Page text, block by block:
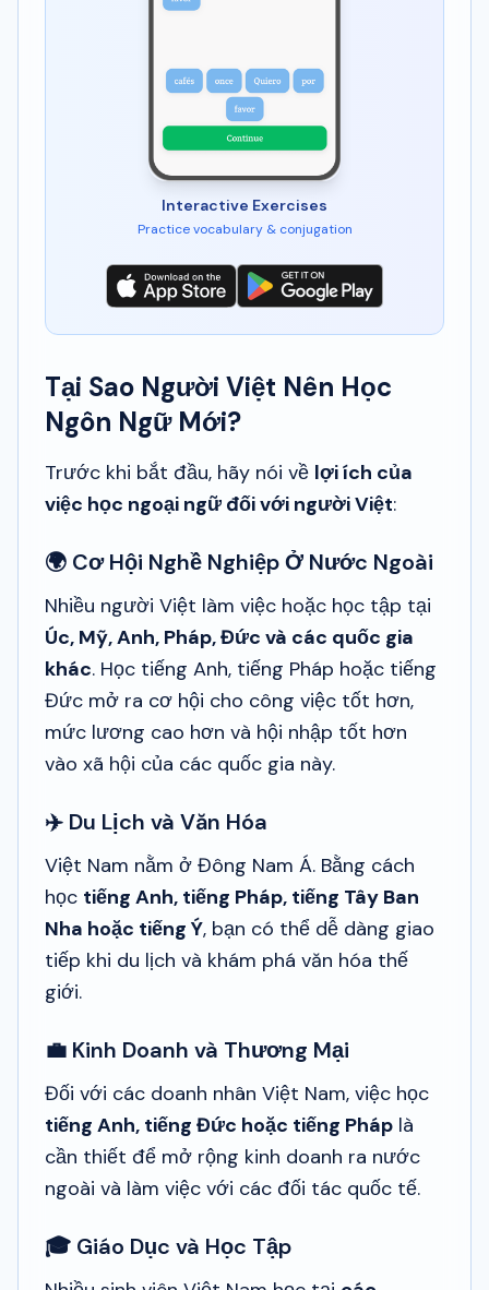
Interactive Exercises
Practice vocabulary & conjugation
Tại Sao Người Việt Nên Học
Ngôn Ngữ Mới?
Trước khi bắt đầu, hãy nói về lợi ích của
việc học ngoại ngữ đối với người Việt:
🌍 Cơ Hội Nghề Nghiệp Ở Nước Ngoài
Nhiều người Việt làm việc hoặc học tập tại
Úc, Mỹ, Anh, Pháp, Đức và các quốc gia
khác. Học tiếng Anh, tiếng Pháp hoặc tiếng
Đức mở ra cơ hội cho công việc tốt hơn,
mức lương cao hơn và hội nhập tốt hơn
vào xã hội của các quốc gia này.
✈️ Du Lịch và Văn Hóa
Việt Nam nằm ở Đông Nam Á. Bằng cách
học tiếng Anh, tiếng Pháp, tiếng Tây Ban
Nha hoặc tiếng Ý, bạn có thể dễ dàng giao
tiếp khi du lịch và khám phá văn hóa thế
giới.
💼 Kinh Doanh và Thương Mại
Đối với các doanh nhân Việt Nam, việc học
tiếng Anh, tiếng Đức hoặc tiếng Pháp là
cần thiết để mở rộng kinh doanh ra nước
ngoài và làm việc với các đối tác quốc tế.
🎓 Giáo Dục và Học Tập